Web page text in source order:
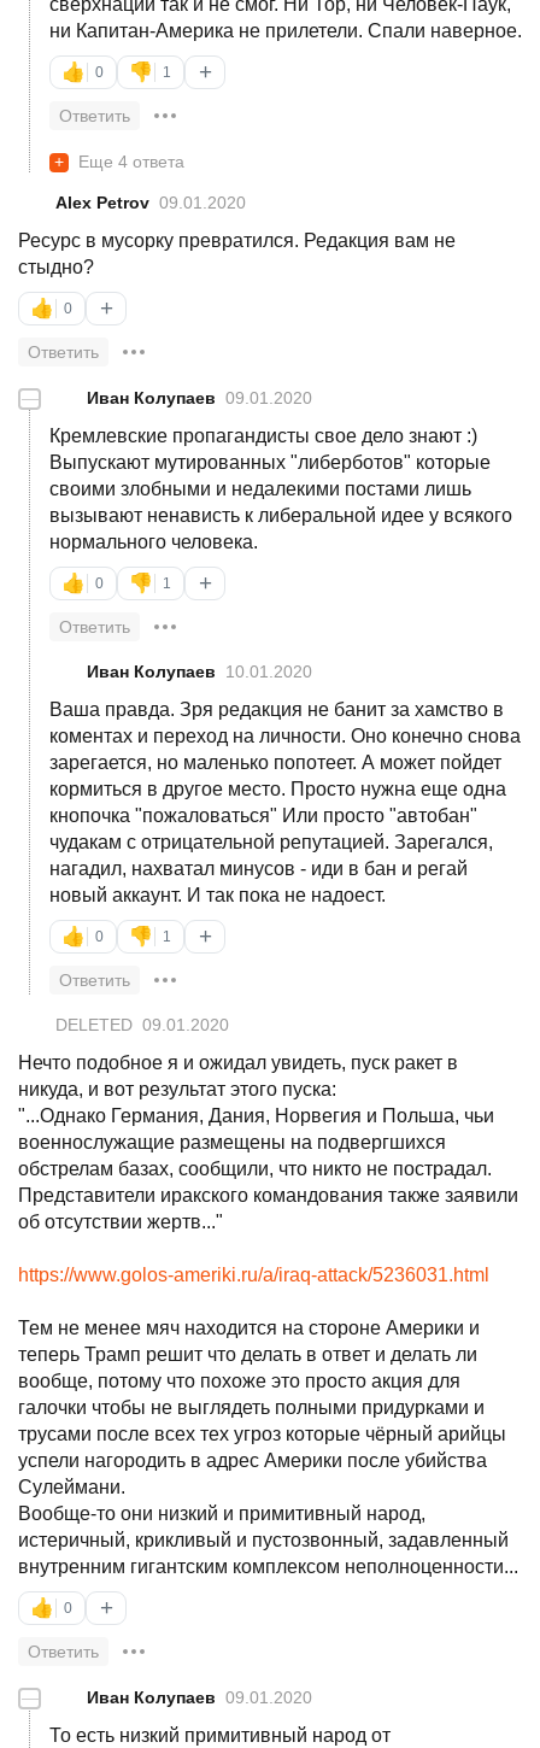
ни Капитан-Америка не прилетели. Спали наверное.
👍 0 👎 1 +
Ответить
+ Еще 4 ответа
Alex Petrov 09.01.2020
Ресурс в мусорку превратился. Редакция вам не
стыдно?
👍 0 +
Ответить
— Иван Колупаев 09.01.2020
Кремлевские пропагандисты свое дело знают :)
Выпускают мутированных "либерботов" которые
своими злобными и недалекими постами лишь
вызывают ненависть к либеральной идее у всякого
нормального человека.
👍 0 👎 1 +
Ответить
Иван Колупаев 10.01.2020
Ваша правда. Зря редакция не банит за хамство в
коментах и переход на личности. Оно конечно снова
зарегается, но маленько попотеет. А может пойдет
кормиться в другое место. Просто нужна еще одна
кнопочка "пожаловаться" Или просто "автобан"
чудакам с отрицательной репутацией. Зарегался,
нагадил, нахватал минусов - иди в бан и регай
новый аккаунт. И так пока не надоест.
👍 0 👎 1 +
Ответить
DELETED 09.01.2020
Нечто подобное я и ожидал увидеть, пуск ракет в
никуда, и вот результат этого пуска:
"...Однако Германия, Дания, Норвегия и Польша, чьи
военнослужащие размещены на подвергшихся
обстрелам базах, сообщили, что никто не пострадал.
Представители иракского командования также заявили
об отсутствии жертв..."
https://www.golos-ameriki.ru/a/iraq-attack/5236031.html
Тем не менее мяч находится на стороне Америки и
теперь Трамп решит что делать в ответ и делать ли
вообще, потому что похоже это просто акция для
галочки чтобы не выглядеть полными придурками и
трусами после всех тех угроз которые чёрный арийцы
успели нагородить в адрес Америки после убийства
Сулеймани.
Вообще-то они низкий и примитивный народ,
истеричный, крикливый и пустозвонный, задавленный
внутренним гигантским комплексом неполноценности...
👍 0 +
Ответить
— Иван Колупаев 09.01.2020
То есть низкий примитивный народ от